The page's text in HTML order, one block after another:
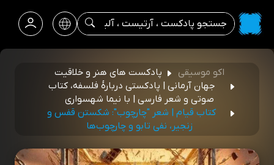
اکو موسیقی
پادکست های هنر و خلاقیت
جهان آرمانی | پادکستی دربارۀ فلسفه، کتاب
صوتی و شعر فارسی | با نیما شهسواری
کتاب قیام | شعر "چارچوب": شکستن قفس و
زنجیر، نفی تابو و چارچوب‌ها